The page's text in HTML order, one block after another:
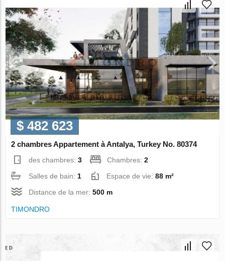
$ 482 623
2 chambres Appartement à Antalya, Turkey No. 80374
des chambres:3 Chambres:2
Salles de bain:1 Espace de vie:88 m²
Distance de la mer:500 m
TIMONDRO